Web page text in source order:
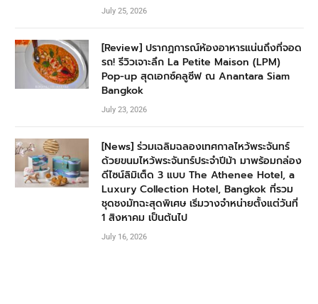
July 25, 2026
[Review] ปรากฏการณ์ห้องอาหารแน่นถึงที่จอด
รถ! รีวิวเจาะลึก La Petite Maison (LPM)
Pop-up สุดเอกซ์คลูซีฟ ณ Anantara Siam
Bangkok
July 23, 2026
[News] ร่วมเฉลิมฉลองเทศกาลไหว้พระจันทร์
ด้วยขนมไหว้พระจันทร์ประจำปีม้า มาพร้อมกล่อง
ดีไซน์ลิมิเต็ด 3 แบบ The Athenee Hotel, a
Luxury Collection Hotel, Bangkok ที่รวม
ชุดชงมัทฉะสุดพิเศษ เริ่มวางจำหน่ายตั้งแต่วันที่
1 สิงหาคม เป็นต้นไป
July 16, 2026